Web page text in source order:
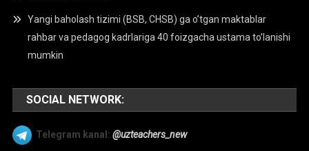
Yangi baholash tizimi (BSB, CHSB) ga o’tgan maktablar
rahbar va pedagog kadrlariga 40 foizgacha ustama to’lanishi
mumkin
SOCIAL NETWORK:
Telegram kanal: @uzteachers_new